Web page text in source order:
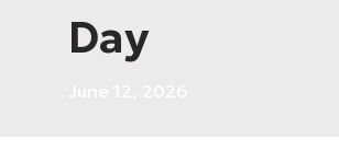
Day